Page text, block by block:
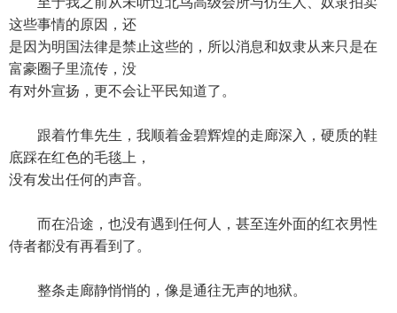
这些事情的原因，还
是因为明国法律是禁止这些的，所以消息和奴隶从来只是在
富豪圈子里流传，没
有对外宣扬，更不会让平民知道了。
跟着竹隼先生，我顺着金碧辉煌的走廊深入，硬质的鞋
底踩在红色的毛毯上，
没有发出任何的声音。
而在沿途，也没有遇到任何人，甚至连外面的红衣男性
侍者都没有再看到了。
整条走廊静悄悄的，像是通往无声的地狱。